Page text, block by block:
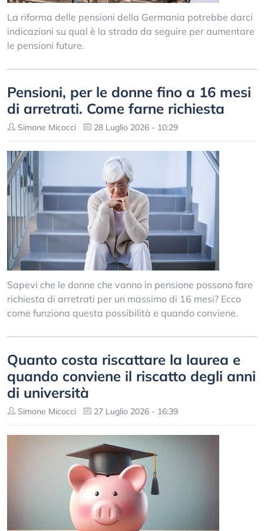
La riforma delle pensioni della Germania potrebbe darci
indicazioni su qual è la strada da seguire per aumentare
le pensioni future.
Pensioni, per le donne fino a 16 mesi
di arretrati. Come farne richiesta
Simone Micocci 28 Luglio 2026 - 10:29
Sapevi che le donne che vanno in pensione possono fare
richiesta di arretrati per un massimo di 16 mesi? Ecco
come funziona questa possibilità e quando conviene.
Quanto costa riscattare la laurea e
quando conviene il riscatto degli anni
di università
Simone Micocci 27 Luglio 2026 - 16:39